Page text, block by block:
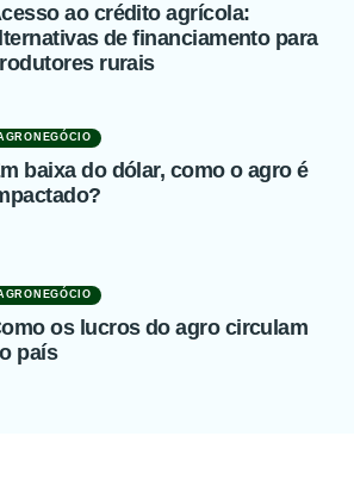
ao crédito agrícola:
de financiamento para
rurais
baixa do dólar, como o agro é
os lucros do agro circulam
país